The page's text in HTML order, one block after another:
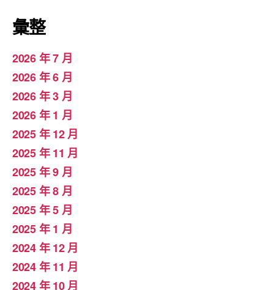
彙整
2026 年 7 月
2026 年 6 月
2026 年 3 月
2026 年 1 月
2025 年 12 月
2025 年 11 月
2025 年 9 月
2025 年 8 月
2025 年 5 月
2025 年 1 月
2024 年 12 月
2024 年 11 月
2024 年 10 月